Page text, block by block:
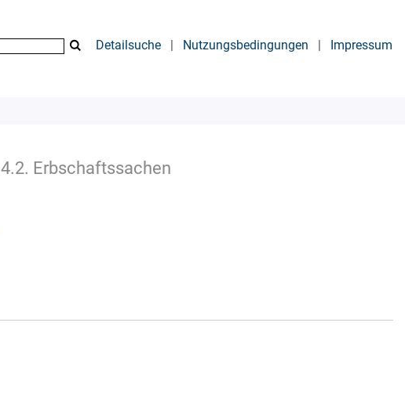
Detailsuche | Nutzungsbedingungen | Impressum
4.2. Erbschaftssachen